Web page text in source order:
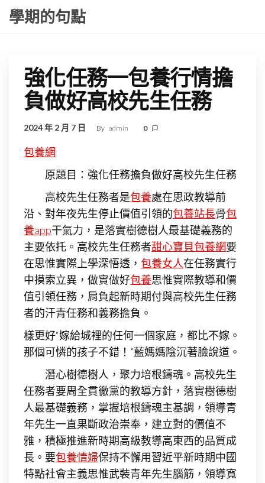
Skip學期的句點
強化任務一包養行情擔
負做好高校先生任務
2024 年 2 月 7 日 By admin 0
包養網
原題目：強化任務擔負做好高校先生任務
高校先生任務者是包養處在思政教導前
沿、對年夜先生停止價值引領的包養站長骨包
養app干氣力，是落實樹德樹人最基礎義務的
主要依托。高校先生任務者甜心寶貝包養網要
在思惟實際上學深悟透， 包養女人在任務實行
中摸索立異，做實做好包養思惟實際教導和價
值引領任務，肩負起新時期付與高校先生任務
者的汗青任務和義務擔負。
樣更好“嫁給城裡的任何一個家庭，都比不嫁。
那個可憐的孩子不錯！”藍媽媽陰沉著臉說道。
潛心樹德樹人，聚力培根鑄魂。高校先生
任務者要周全貫徹黨的教導方針，落實樹德樹
人最基礎義務，掌握培根鑄魂主基調，領導青
年先生一直果斷政治崇奉，建立對的價值不
雅，積極推進新時期高級教導高東西的品質成
長。要包養情婦保持不懈用習近平新時期中國
特點社會主義思惟武裝青年先生腦筋，領導寬